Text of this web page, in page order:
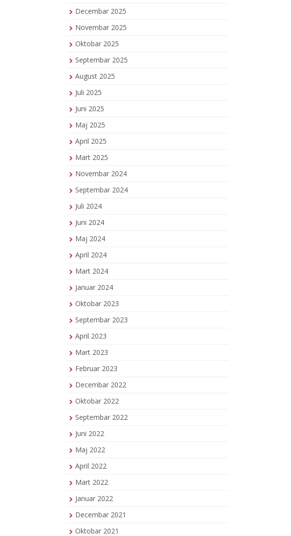
Decembar 2025
Novembar 2025
Oktobar 2025
Septembar 2025
August 2025
Juli 2025
Juni 2025
Maj 2025
April 2025
Mart 2025
Novembar 2024
Septembar 2024
Juli 2024
Juni 2024
Maj 2024
April 2024
Mart 2024
Januar 2024
Oktobar 2023
Septembar 2023
April 2023
Mart 2023
Februar 2023
Decembar 2022
Oktobar 2022
Septembar 2022
Juni 2022
Maj 2022
April 2022
Mart 2022
Januar 2022
Decembar 2021
Oktobar 2021